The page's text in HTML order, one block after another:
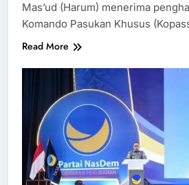
Mas’ud (Harum) menerima
Komando Pasukan Khusus
Read More